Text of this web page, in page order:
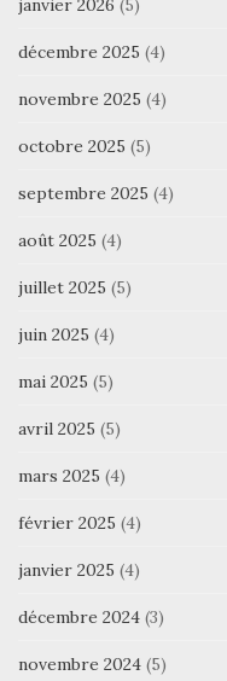
janvier 2026 (5)
décembre 2025 (4)
novembre 2025 (4)
octobre 2025 (5)
septembre 2025 (4)
août 2025 (4)
juillet 2025 (5)
juin 2025 (4)
mai 2025 (5)
avril 2025 (5)
mars 2025 (4)
février 2025 (4)
janvier 2025 (4)
décembre 2024 (3)
novembre 2024 (5)